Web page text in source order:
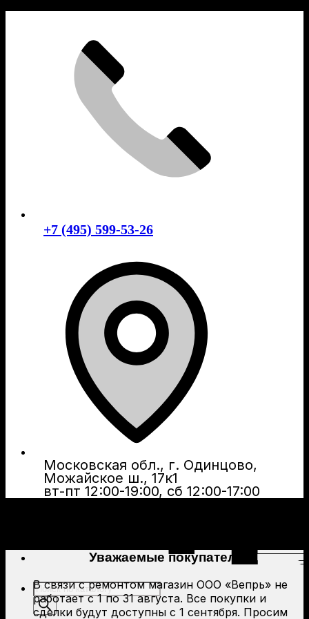
+7 (495) 599-53-26
Московская обл., г. Одинцово,
Можайское ш., 17к1
вт-пт 12:00-19:00, сб 12:00-17:00
Поиск
товаров
Уважаемые покупатели!
В связи с ремонтом магазин ООО «Вепрь» не
работает с 1 по 31 августа. Все покупки и
сделки будут доступны с 1 сентября. Просим